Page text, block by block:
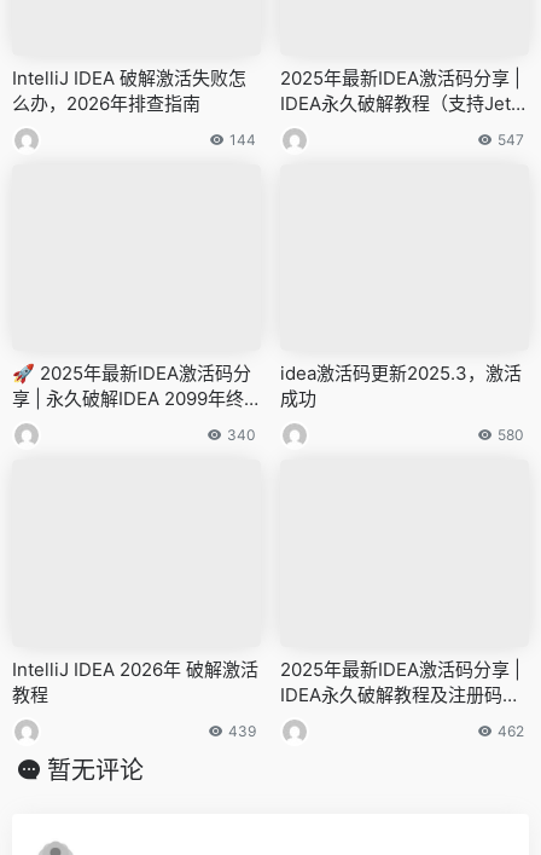
IntelliJ IDEA 破解激活失败怎
么办，2026年排查指南
144
2025年最新IDEA激活码分享 |
IDEA永久破解教程（支持JetB
rains全家桶）
547
🚀 2025年最新IDEA激活码分
享 | 永久破解IDEA 2099年终
极教程 💻
340
idea激活码更新2025.3，激活
成功
580
IntelliJ IDEA 2026年 破解激活
教程
439
2025年最新IDEA激活码分享 |
IDEA永久破解教程及注册码获
取指南
462
暂无评论